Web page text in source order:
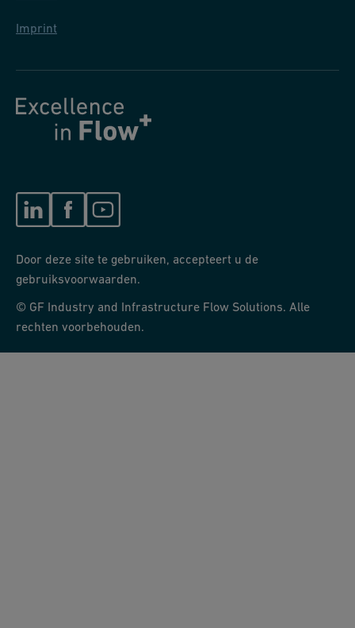
Imprint
Door deze site te gebruiken, accepteert u de
gebruiksvoorwaarden.
© GF Industry and Infrastructure Flow Solutions. Alle
rechten voorbehouden.